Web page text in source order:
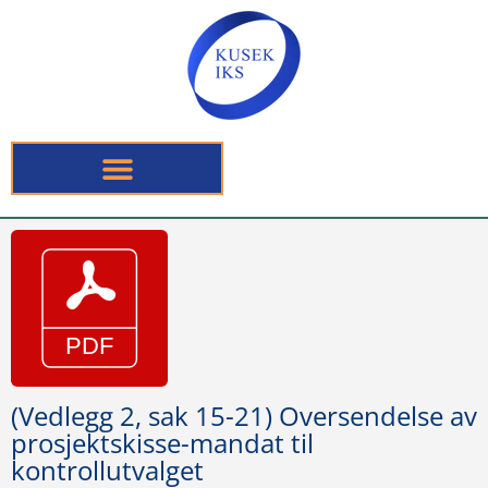
(Vedlegg 2, sak 15-21) Oversendelse av
prosjektskisse-mandat til
kontrollutvalget